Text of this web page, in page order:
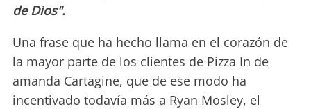
de Dios".
Una frase que ha hecho llama en el corazón de
la mayor parte de los clientes de Pizza In de
amanda Cartagine, que de ese modo ha
incentivado todavía más a Ryan Mosley, el